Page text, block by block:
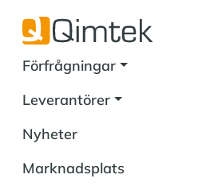
Förfrågningar
Leverantörer
Nyheter
Marknadsplats